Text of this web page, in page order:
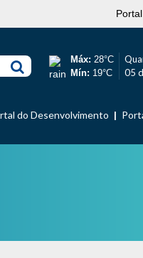
Máx: 28°C
Mín: 19°C
05
do Desenvolvimento